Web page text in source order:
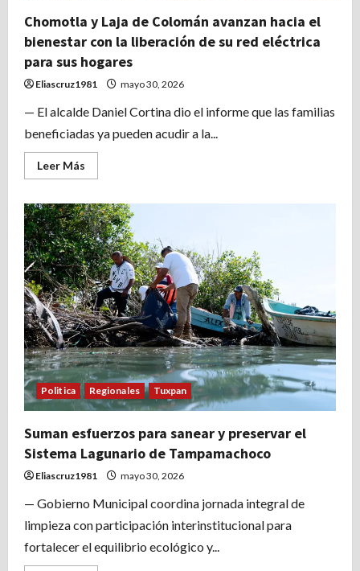
Chomotla y Laja de Colomán avanzan hacia el
bienestar con la liberación de su red eléctrica
para sus hogares
Eliascruz1981 mayo 30, 2026
— El alcalde Daniel Cortina dio el informe que las familias
beneficiadas ya pueden acudir a la...
Leer Más
más
Chomotla
y
Laja
de
Colomán
avanzan
hacia
el
bienestar
con
la
liberación
de
su
red
eléctrica
para
sus
hogares
Politica Regionales Tuxpan
Suman esfuerzos para sanear y preservar el
Sistema Lagunario de Tampamachoco
Eliascruz1981 mayo 30, 2026
— Gobierno Municipal coordina jornada integral de
limpieza con participación interinstitucional para
fortalecer el equilibrio ecológico y...